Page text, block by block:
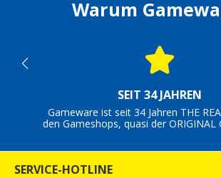
Warum
SEIT 34 JAHREN
Gameware ist seit 34 Jahren THE
den Gameshops, quasi der ORIGINAL
SERVICE-HOTLINE